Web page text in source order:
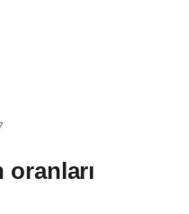
oranları